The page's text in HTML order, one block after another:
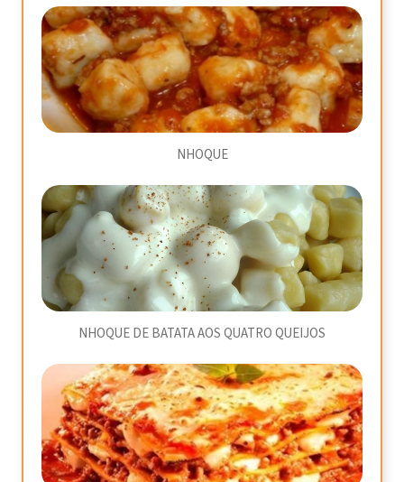
NHOQUE
NHOQUE DE BATATA AOS QUATRO QUEIJOS